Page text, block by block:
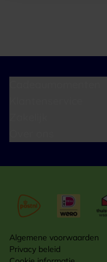
Algemene voorwaarden
Privacy beleid